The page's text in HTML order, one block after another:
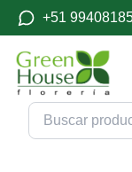
+51